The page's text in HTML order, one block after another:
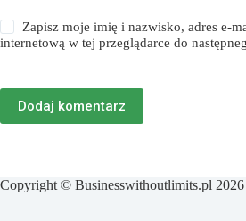
Zapisz moje imię i nazwisko, adres e-
internetową w tej przeglądarce do
Dodaj komentarz
Copyright © Businesswithoutlimits.pl 2026